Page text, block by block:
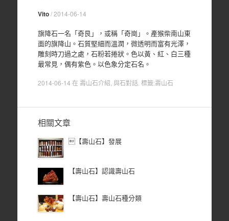
Vito/2014-06-14
旗降石一名 「奇艮」，或稱「奇崗」。產猴柴南山東
面的旗降山。石質堅細而溫潤，微透明而富有光澤，
雕刻時刀過之處，石粉若捲狀。色以黃、紅、白三種
最常見，偶有紫色。以色象分定石名。
2014-06-14 在 壽山石介紹 與石對話. 標籤:壽山石
相關文章
【壽山石】發展
【壽山石】認識壽山石
【壽山石】壽山石種分類